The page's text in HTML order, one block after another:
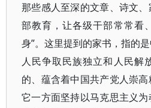
那些感人至深的文章、诗文
部教育，让各级干部常常看
身”。这里提到的家书，指的
人民争取民族独立和人民解
的、蕴含着中国共产党人崇高
它一方面坚持以马克思主义